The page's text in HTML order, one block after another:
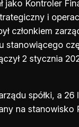
Kontroler
i
członkiem
stanowiącego
2 stycznia
spółki, a
na